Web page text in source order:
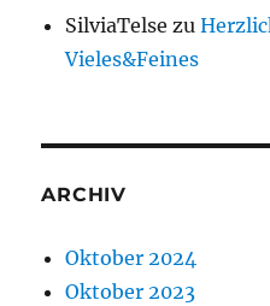
SilviaTelse zu
Vieles&Feines
ARCHIV
Oktober 2024
Oktober 2023